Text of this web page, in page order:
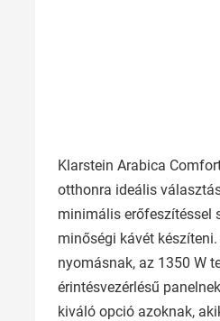
Klarstein Arabica
otthonra ideális
minimális erőfeszítéssel
minőségi kávét
nyomásnak, az 1350 W
érintésvezérlésű
kiváló opció azoknak,